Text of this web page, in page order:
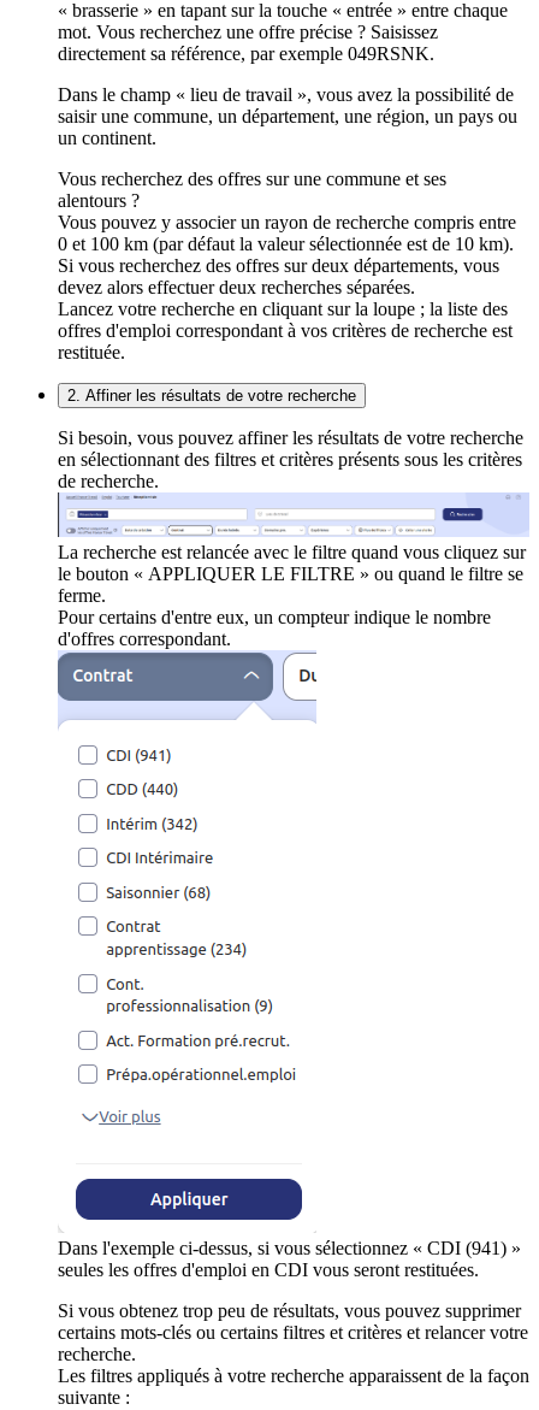
« brasserie » en tapant sur la touche « entrée » entre chaque
mot. Vous recherchez une offre précise ? Saisissez
directement sa référence, par exemple 049RSNK.
Dans le champ « lieu de travail », vous avez la possibilité de
saisir une commune, un département, une région, un pays ou
un continent.
Vous recherchez des offres sur une commune et ses
alentours ?
Vous pouvez y associer un rayon de recherche compris entre
0 et 100 km (par défaut la valeur sélectionnée est de 10 km).
Si vous recherchez des offres sur deux départements, vous
devez alors effectuer deux recherches séparées.
Lancez votre recherche en cliquant sur la loupe ; la liste des
offres d'emploi correspondant à vos critères de recherche est
restituée.
2. Affiner les résultats de votre recherche
Si besoin, vous pouvez affiner les résultats de votre recherche
en sélectionnant des filtres et critères présents sous les critères
de recherche.
La recherche est relancée avec le filtre quand vous cliquez sur
le bouton « APPLIQUER LE FILTRE » ou quand le filtre se
ferme.
Pour certains d'entre eux, un compteur indique le nombre
d'offres correspondant.
Dans l'exemple ci-dessus, si vous sélectionnez « CDI (941) »
seules les offres d'emploi en CDI vous seront restituées.
Si vous obtenez trop peu de résultats, vous pouvez supprimer
certains mots-clés ou certains filtres et critères et relancer votre
recherche.
Les filtres appliqués à votre recherche apparaissent de la façon
suivante :